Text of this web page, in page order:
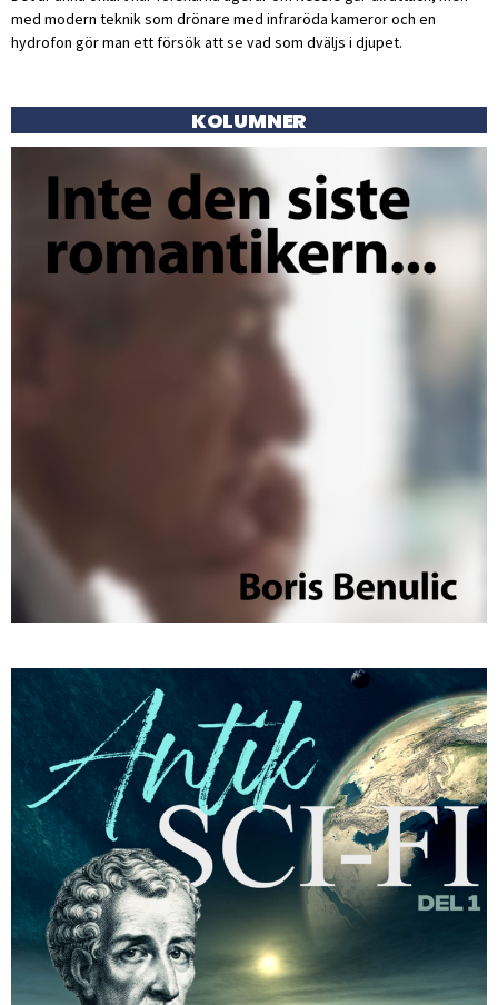
med modern teknik som drönare med infraröda kameror och en
hydrofon gör man ett försök att se vad som dväljs i djupet.
KOLUMNER